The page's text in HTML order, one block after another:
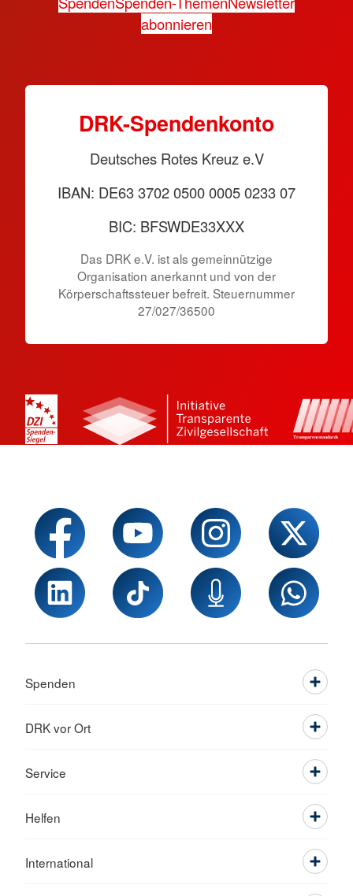
abonnieren
DRK-Spendenkonto
Deutsches Rotes Kreuz e.V
IBAN: DE63 3702 0500 0005 0233 07
BIC: BFSWDE33XXX
Das DRK e.V. ist als gemeinnützige
Organisation anerkannt und von der
Körperschaftssteuer befreit. Steuernummer
27/027/36500
Spenden
DRK vor Ort
Service
Helfen
International